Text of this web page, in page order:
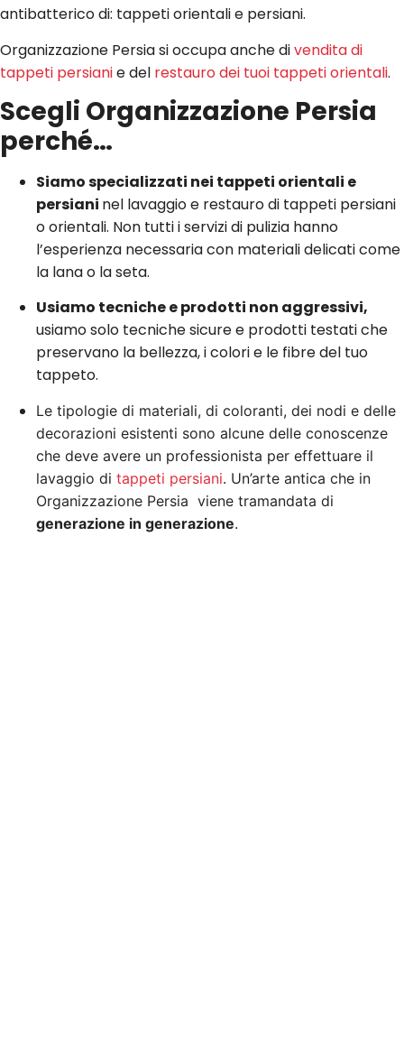
antibatterico di: tappeti orientali e persiani.
Organizzazione Persia si occupa anche divendita di
tappeti persianie del restauro dei tuoi tappeti orientali.
Scegli Organizzazione Persia
perché…
Siamo specializzati nei tappeti orientali e
persiani nel lavaggio e restauro di tappeti persiani
o orientali. Non tutti i servizi di pulizia hanno
l’esperienza necessaria con materiali delicati come
la lana o la seta.
Usiamo tecniche e prodotti non aggressivi,
usiamo solo tecniche sicure e prodotti testati che
preservano la bellezza, i colori e le fibre del tuo
tappeto.
Le tipologie di materiali, di coloranti, dei nodi e delle
decorazioni esistenti sono alcune delle conoscenze
che deve avere un professionista per effettuare il
lavaggio di tappeti persiani. Un’arte antica che in
Organizzazione Persia viene tramandata di
generazione in generazione.